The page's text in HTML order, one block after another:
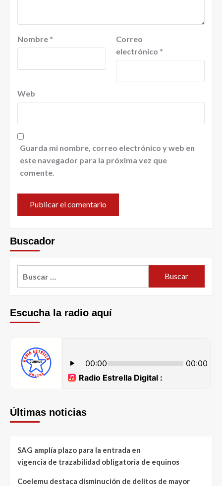
Nombre *
Correo
electrónico *
Web
Guarda mi nombre, correo electrónico y web en
este navegador para la próxima vez que
comente.
Buscador
Escucha la radio aquí
Últimas noticias
SAG amplía plazo para la entrada en
vigencia de trazabilidad obligatoria de equinos
Coelemu destaca disminución de delitos de mayor